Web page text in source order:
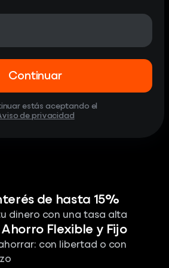
Continuar
estás aceptando el
de privacidad
de hasta 15%
dinero con una tasa alta
Flexible y Fijo
con libertad o con